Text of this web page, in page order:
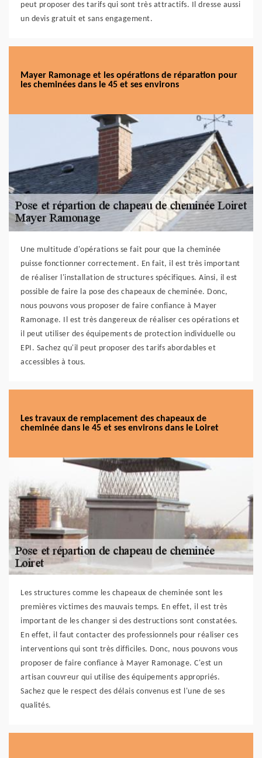
peut proposer des tarifs qui sont très attractifs. Il dresse aussi
un devis gratuit et sans engagement.
Mayer Ramonage et les opérations de réparation pour
les cheminées dans le 45 et ses environs
Une multitude d'opérations se fait pour que la cheminée
puisse fonctionner correctement. En fait, il est très important
de réaliser l'installation de structures spécifiques. Ainsi, il est
possible de faire la pose des chapeaux de cheminée. Donc,
nous pouvons vous proposer de faire confiance à Mayer
Ramonage. Il est très dangereux de réaliser ces opérations et
il peut utiliser des équipements de protection individuelle ou
EPI. Sachez qu'il peut proposer des tarifs abordables et
accessibles à tous.
Les travaux de remplacement des chapeaux de
cheminée dans le 45 et ses environs dans le Loiret
Les structures comme les chapeaux de cheminée sont les
premières victimes des mauvais temps. En effet, il est très
important de les changer si des destructions sont constatées.
En effet, il faut contacter des professionnels pour réaliser ces
interventions qui sont très difficiles. Donc, nous pouvons vous
proposer de faire confiance à Mayer Ramonage. C'est un
artisan couvreur qui utilise des équipements appropriés.
Sachez que le respect des délais convenus est l'une de ses
qualités.